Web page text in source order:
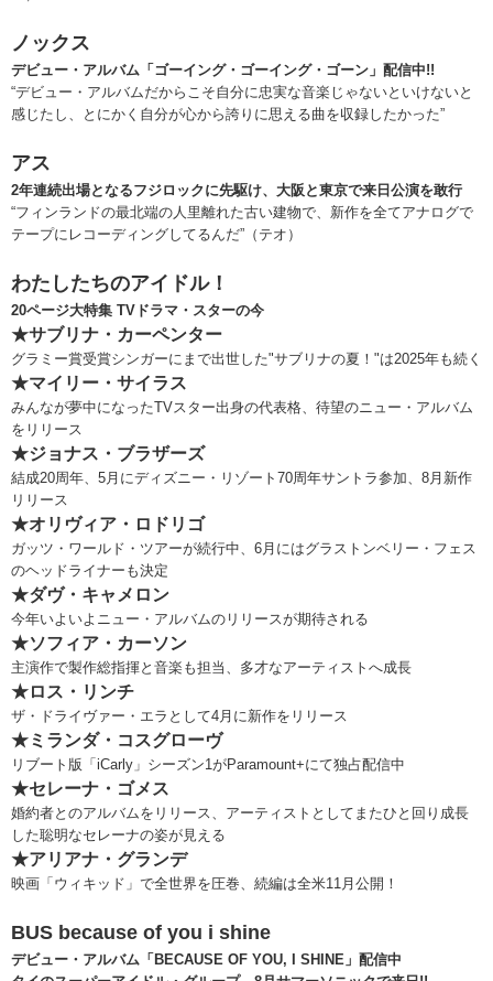
ノックス
デビュー・アルバム「ゴーイング・ゴーイング・ゴーン」配信中!!
“デビュー・アルバムだからこそ自分に忠実な音楽じゃないといけないと
感じたし、とにかく自分が心から誇りに思える曲を収録したかった”
アス
2年連続出場となるフジロックに先駆け、大阪と東京で来日公演を敢行
“フィンランドの最北端の人里離れた古い建物で、新作を全てアナログで
テープにレコーディングしてるんだ”（テオ）
わたしたちのアイドル！
20ページ大特集 TVドラマ・スターの今
★サブリナ・カーペンター
グラミー賞受賞シンガーにまで出世した"サブリナの夏！"は2025年も続く
★マイリー・サイラス
みんなが夢中になったTVスター出身の代表格、待望のニュー・アルバム
をリリース
★ジョナス・ブラザーズ
結成20周年、5月にディズニー・リゾート70周年サントラ参加、8月新作
リリース
★オリヴィア・ロドリゴ
ガッツ・ワールド・ツアーが続行中、6月にはグラストンベリー・フェス
のヘッドライナーも決定
★ダヴ・キャメロン
今年いよいよニュー・アルバムのリリースが期待される
★ソフィア・カーソン
主演作で製作総指揮と音楽も担当、多才なアーティストへ成長
★ロス・リンチ
ザ・ドライヴァー・エラとして4月に新作をリリース
★ミランダ・コスグローヴ
リブート版「iCarly」シーズン1がParamount+にて独占配信中
★セレーナ・ゴメス
婚約者とのアルバムをリリース、アーティストとしてまたひと回り成長
した聡明なセレーナの姿が見える
★アリアナ・グランデ
映画「ウィキッド」で全世界を圧巻、続編は全米11月公開！
BUS because of you i shine
デビュー・アルバム「BECAUSE OF YOU, I SHINE」配信中